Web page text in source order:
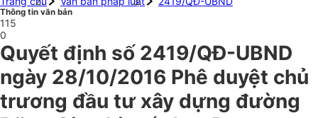
Thông tin văn bản
115
0
Quyết định số 2419/QĐ-UBND
ngày 28/10/2016 Phê duyệt chủ
trương đầu tư xây dựng đường